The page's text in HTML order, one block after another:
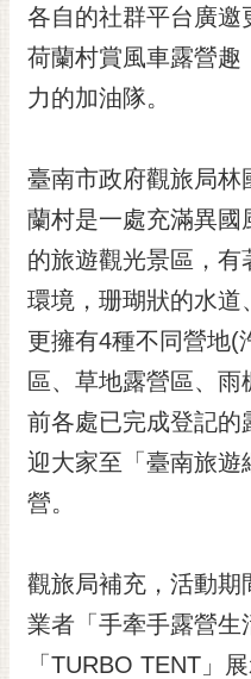
RSS
訂
閱
電
報
市
民
信
箱
English
日
本
語
隱
及
安
全
各自的社群平台廣邀
荷蘭村賞風車露營趣
力的加油隊。
臺南市政府觀旅局林
蘭村是一處充滿異國
的旅遊觀光景區，有
環境，珊瑚狀的水道
更擁有4種不同營地(
區、草地露營區、雨
前各處已完成登記的
迎大家至「臺南旅遊
營。
觀旅局補充，活動期
業者「手牽手露營生
「TURBO TENT」